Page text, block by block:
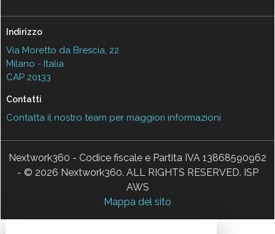
Indirizzo
Via Moretto da Brescia, 22
Milano - Italia
CAP 20133
Contatti
Contatta il nostro team per maggiori informazioni
Nextwork360 - Codice fiscale e Partita IVA 13868590962
- © 2026 Nextwork360. ALL RIGHTS RESERVED. ISP
AWS
Mappa del sito